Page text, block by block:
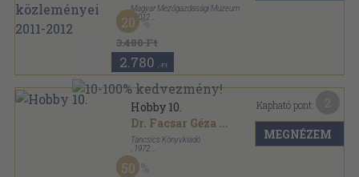
Magyar Mezőgazdasági Múzeum
, 2012
Ragasztott papírkötés
A Magyar Mezőgazdasági Múzeum közleményei
sorozat
3.480 Ft
20
2.780 ,-Ft
Hobby 10.
Dr. Facsar Géza ...
Táncsics Könyvkiadó
1972
Ragasztott papírkötés
Hobby sorozat
50
Kapható pont:
MEGNÉZEM